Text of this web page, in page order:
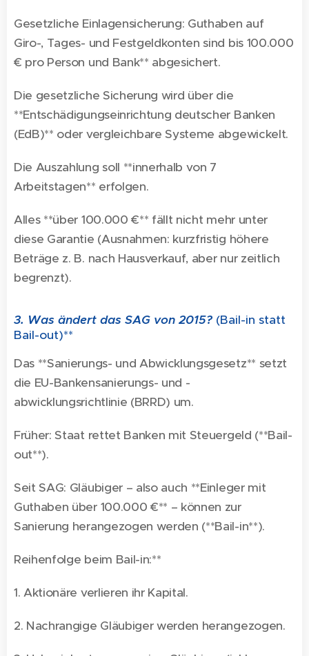
Gesetzliche Einlagensicherung: Guthaben auf
Giro-, Tages- und Festgeldkonten sind bis 100.000
€ pro Person und Bank** abgesichert.
Die gesetzliche Sicherung wird über die
**Entschädigungseinrichtung deutscher Banken
(EdB)** oder vergleichbare Systeme abgewickelt.
Die Auszahlung soll **innerhalb von 7
Arbeitstagen** erfolgen.
Alles **über 100.000 €** fällt nicht mehr unter
diese Garantie (Ausnahmen: kurzfristig höhere
Beträge z. B. nach Hausverkauf, aber nur zeitlich
begrenzt).
3. Was ändert das SAG von 2015? (Bail-in statt
Bail-out)**
Das **Sanierungs- und Abwicklungsgesetz** setzt
die EU-Bankensanierungs- und -
abwicklungsrichtlinie (BRRD) um.
Früher: Staat rettet Banken mit Steuergeld (**Bail-
out**).
Seit SAG: Gläubiger – also auch **Einleger mit
Guthaben über 100.000 €** – können zur
Sanierung herangezogen werden (**Bail-in**).
Reihenfolge beim Bail-in:**
1. Aktionäre verlieren ihr Kapital.
2. Nachrangige Gläubiger werden herangezogen.